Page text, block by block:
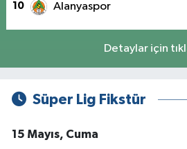
10 Alanyaspor
Detaylar için
Süper Lig Fikstür
15 Mayıs, Cuma